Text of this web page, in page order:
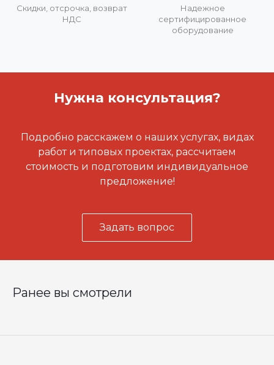
Скидки, отсрочка, возврат
НДС
Надежное
сертифицированное
оборудование
Нужна консультация?
Подробно расскажем о наших услугах, видах
работ и типовых проектах, рассчитаем
стоимость и подготовим индивидуальное
предложение!
Задать вопрос
Ранее вы смотрели